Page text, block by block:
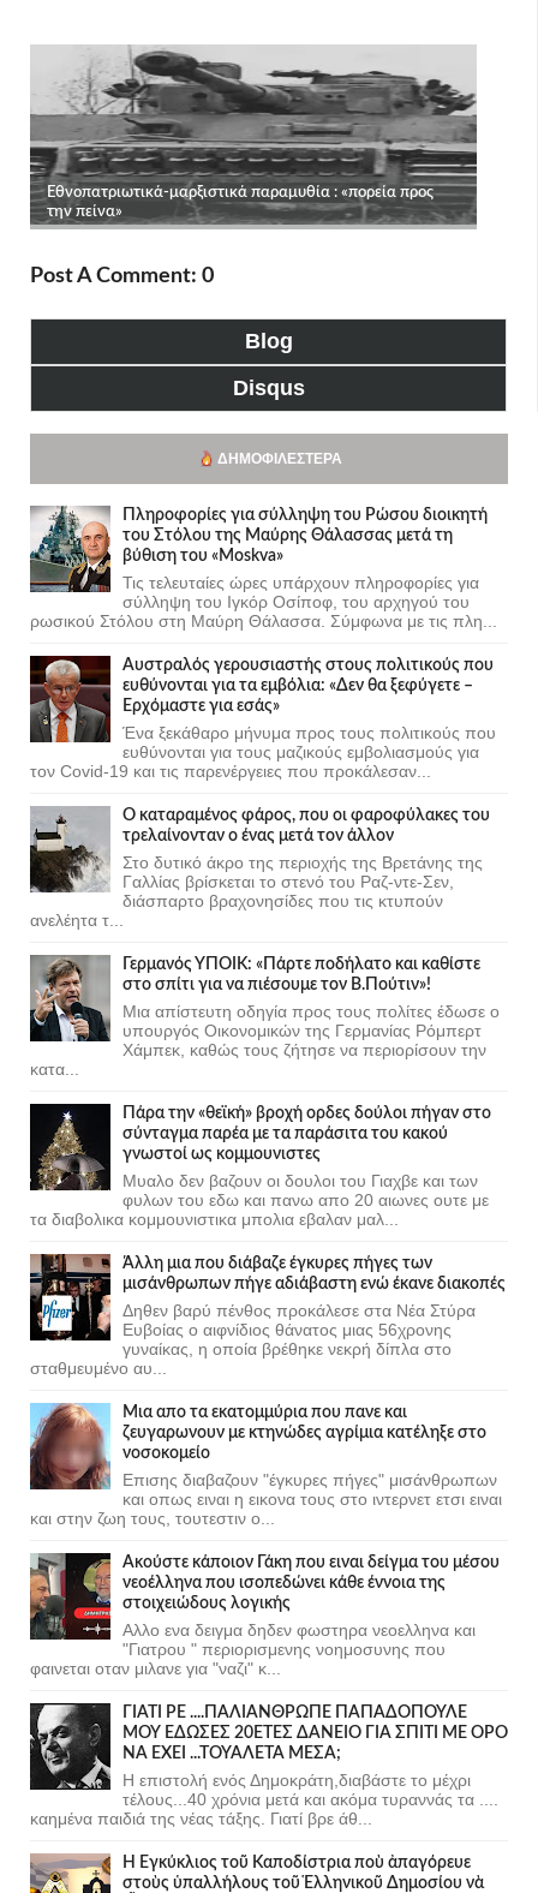
Post A Comment: 0
Blog
Disqus
ΔΗΜΟΦΙΛΈΣΤΕΡΑ
Πληροφορίες για σύλληψη του Ρώσου διοικητή
του Στόλου της Mαύρης Θάλασσας μετά τη
βύθιση του «Moskva»
Τις τελευταίες ώρες υπάρχουν πληροφορίες για
σύλληψη του Ιγκόρ Οσίποφ, του αρχηγού του
ρωσικού Στόλου στη Μαύρη Θάλασσα. Σύμφωνα με τις πλη...
Αυστραλός γερουσιαστής στους πολιτικούς που
ευθύνονται για τα εμβόλια: «Δεν θα ξεφύγετε –
Ερχόμαστε για εσάς»
Ένα ξεκάθαρο μήνυμα προς τους πολιτικούς που
ευθύνονται για τους μαζικούς εμβολιασμούς για
τον Covid-19 και τις παρενέργειες που προκάλεσαν...
Ο καταραμένος φάρος, που οι φαροφύλακες του
τρελαίνονταν ο ένας μετά τον άλλον
Στο δυτικό άκρο της περιοχής της Βρετάνης της
Γαλλίας βρίσκεται το στενό του Ραζ-ντε-Σεν,
διάσπαρτο βραχονησίδες που τις κτυπούν
ανελέητα τ...
Γερμανός ΥΠΟΙΚ: «Πάρτε ποδήλατο και καθίστε
στο σπίτι για να πιέσουμε τον Β.Πούτιν»!
Μια απίστευτη οδηγία προς τους πολίτες έδωσε ο
υπουργός Οικονομικών της Γερμανίας Ρόμπερτ
Χάμπεκ, καθώς τους ζήτησε να περιορίσουν την
κατα...
Πάρα την «θεϊκή» βροχή ορδες δούλοι πήγαν στο
σύνταγμα παρέα με τα παράσιτα του κακού
γνωστοί ως κομμουνιστες
Μυαλο δεν βαζουν οι δουλοι του Γιαχβε και των
φυλων του εδω και πανω απο 20 αιωνες ουτε με
τα διαβολικα κομμουνιστικα μπολια εβαλαν μαλ...
Άλλη μια που διάβαζε έγκυρες πήγες των
μισάνθρωπων πήγε αδιάβαστη ενώ έκανε διακοπές
Δηθεν βαρύ πένθος προκάλεσε στα Νέα Στύρα
Ευβοίας ο αιφνίδιος θάνατος μιας 56χρονης
γυναίκας, η οποία βρέθηκε νεκρή δίπλα στο
σταθμευμένο αυ...
Μια απο τα εκατομμύρια που πανε και
ζευγαρωνουν με κτηνώδες αγρίμια κατέληξε στο
νοσοκομείο
Επισης διαβαζουν "έγκυρες πήγες" μισάνθρωπων
και οπως ειναι η εικονα τους στο ιντερνετ ετσι ειναι
και στην ζωη τους, τουτεστιν ο...
Ακούστε κάποιον Γάκη που ειναι δείγμα του μέσου
νεοέλληνα που ισοπεδώνει κάθε έννοια της
στοιχειώδους λογικής
Αλλο ενα δειγμα δηδεν φωστηρα νεοελληνα και
"Γιατρου " περιορισμενης νοημοσυνης που
φαινεται οταν μιλανε για "ναζι" κ...
ΓΙΑΤΙ ΡΕ ....ΠΑΛΙΑΝΘΡΩΠΕ ΠΑΠΑΔΟΠΟΥΛΕ
ΜΟΥ ΕΔΩΣΕΣ 20ΕΤΕΣ ΔΑΝΕΙΟ ΓΙΑ ΣΠΙΤΙ ΜΕ ΟΡΟ
ΝΑ ΕΧΕΙ ...ΤΟΥΑΛΕΤΑ ΜΕΣΑ;
Η επιστολή ενός Δημοκράτη,διαβάστε το μέχρι
τέλους...40 χρόνια μετά και ακόμα τυραννάς τα ....
καημένα παιδιά της νέας τάξης. Γιατί βρε άθ...
Ἡ Ἐγκύκλιος τοῦ Καποδίστρια ποὺ ἀπαγόρευε
στοὺς ὑπαλλήλους τοῦ Ἑλληνικοῦ Δημοσίου νὰ